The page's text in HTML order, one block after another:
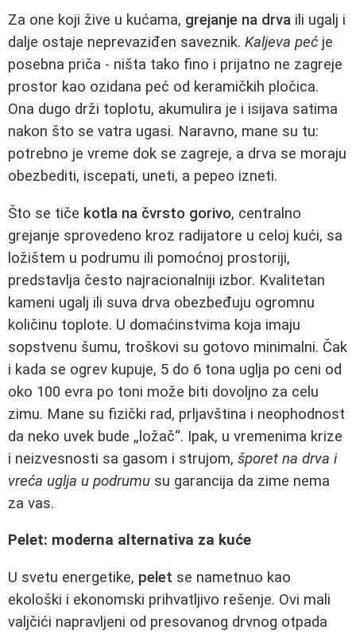
Za one koji žive u kućama, grejanje na drva ili ugalj i
dalje ostaje neprevaziđen saveznik. Kaljeva peć je
posebna priča - ništa tako fino i prijatno ne zagreje
prostor kao ozidana peć od keramičkih pločica.
Ona dugo drži toplotu, akumulira je i isijava satima
nakon što se vatra ugasi. Naravno, mane su tu:
potrebno je vreme dok se zagreje, a drva se moraju
obezbediti, iscepati, uneti, a pepeo izneti.
Što se tiče kotla na čvrsto gorivo, centralno
grejanje sprovedeno kroz radijatore u celoj kući, sa
ložištem u podrumu ili pomoćnoj prostoriji,
predstavlja često najracionalniji izbor. Kvalitetan
kameni ugalj ili suva drva obezbeđuju ogromnu
količinu toplote. U domaćinstvima koja imaju
sopstvenu šumu, troškovi su gotovo minimalni. Čak
i kada se ogrev kupuje, 5 do 6 tona uglja po ceni od
oko 100 evra po toni može biti dovoljno za celu
zimu. Mane su fizički rad, prljavština i neophodnost
da neko uvek bude „ložač“. Ipak, u vremenima krize
i neizvesnosti sa gasom i strujom, šporet na drva i
vreća uglja u podrumu su garancija da zime nema
za vas.
Pelet: moderna alternativa za kuće
U svetu energetike, pelet se nametnuo kao
ekološki i ekonomski prihvatljivo rešenje. Ovi mali
valjčići napravljeni od presovanog drvnog otpada